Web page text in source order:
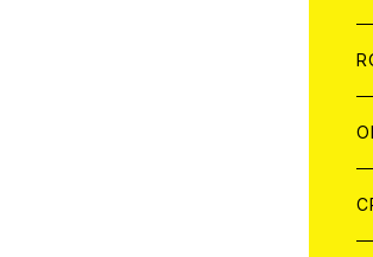
CD
CD